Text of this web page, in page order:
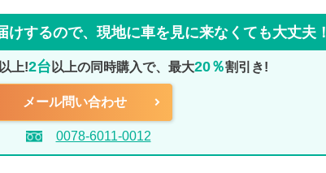
するので、 現地に車を見に来なくても大丈夫！
以上!2台 以上の同時購入で、最大20％割引き!
メール問い合わせ
0078-6011-0012